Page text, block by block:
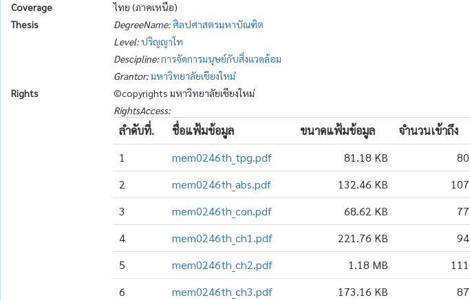
Coverage
ไทย (ภาคเหนือ)
Thesis
DegreeName: ศิลปศาสตรมหาบัณฑิต
Level:ปริญญาโท
Descipline:การจัดการมนุษย์กับสิ่งแวดล้อม
Grantor:มหาวิทยาลัยเชียงใหม่
Rights
©copyrights มหาวิทยาลัยเชียงใหม่
RightsAccess:
ลำดับที่. ชื่อแฟ้มข้อมูล ขนาดแฟ้มข้อมูล จำนวนเข้าถึง
1
mem0246th_tpg.pdf 81.18 KB 80
2
mem0246th_abs.pdf 132.46 KB 107
3
mem0246th_con.pdf 68.62 KB 77
4
mem0246th_ch1.pdf 221.76 KB 94
5
mem0246th_ch2.pdf 1.18 MB 111
6
mem0246th_ch3.pdf 173.16 KB 87